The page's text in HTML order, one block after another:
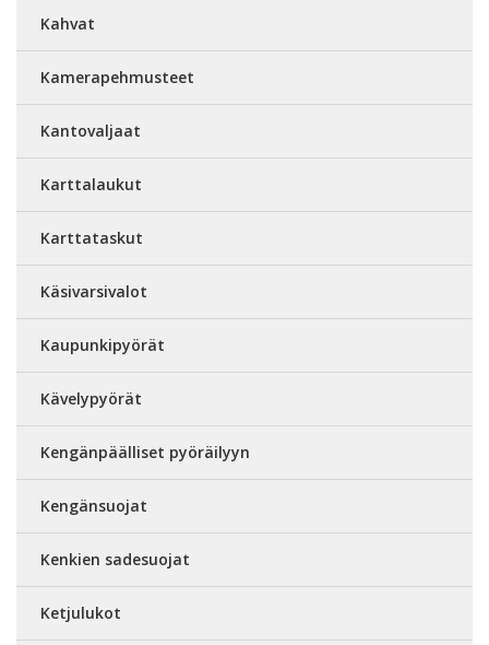
Kahvat
Kamerapehmusteet
Kantovaljaat
Karttalaukut
Karttataskut
Käsivarsivalot
Kaupunkipyörät
Kävelypyörät
Kengänpäälliset pyöräilyyn
Kengänsuojat
Kenkien sadesuojat
Ketjulukot